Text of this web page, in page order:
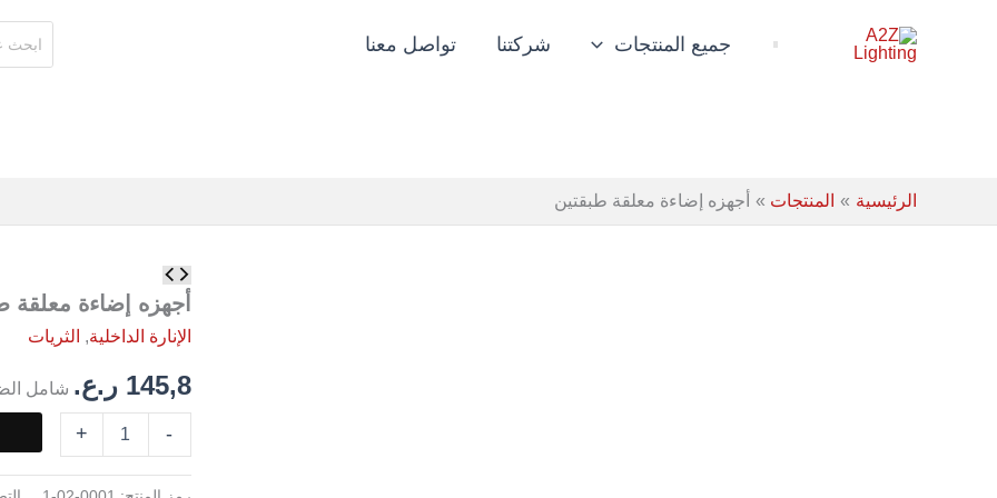
جميع المنتجات شركتنا تواصل معنا
عن:
الرئيسية المنتجات أجهزه إضاءة معلقة⁩ طبقتين
أجهزه إضاءة معلقة⁩
الإنارة الداخلية, الثريات
145,8 ر.ع. شامل
-
كمية
أجهزه
إضاءة
معلقة⁩
+